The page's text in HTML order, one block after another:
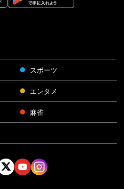
スポーツ
エンタメ
麻雀